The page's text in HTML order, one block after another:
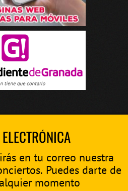
en tu correo nuestra
Puedes darte de
momento